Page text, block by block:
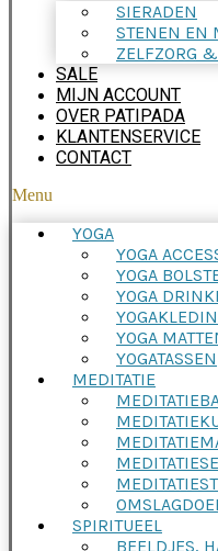
SIERADEN
STENEN EN
ZELFZORG
SALE
MIJN ACCOUNT
OVER PATIPADA
KLANTENSERVICE
CONTACT
Menu
YOGA
YOGA
YOGA
YOGA
YOGA
YOGATASSEN
MEDITATIE
SPIRITUEEL
BEELDJES,